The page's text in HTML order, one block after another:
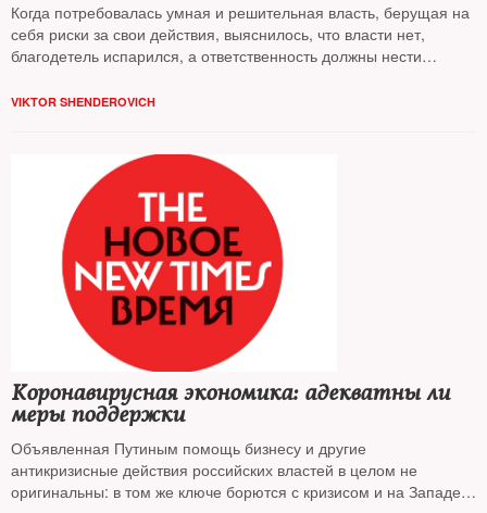
Когда потребовалась умная и решительная власть, берущая на
себя риски за свои действия, выяснилось, что власти нет,
благодетель испарился, а ответственность должны нести
Виктор Шендерович
VIKTOR SHENDEROVICH
Коронавирусная экономика: адекватны ли
меры поддержки
Объявленная Путиным помощь бизнесу и другие
антикризисные действия российских властей в целом не
оригинальны: в том же ключе борются с кризисом и на Западе.